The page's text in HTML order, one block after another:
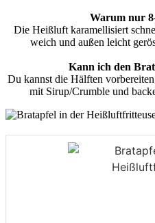
Warum nur
Die Heißluft karamellisiert
weich und außen leicht
Kann ich den
Du kannst die Hälften
mit Sirup/Crumble und